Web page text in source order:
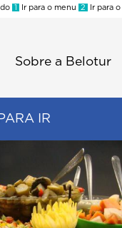
1 Ir para o menu 2 Ir para
Sobre a Belotur
IR